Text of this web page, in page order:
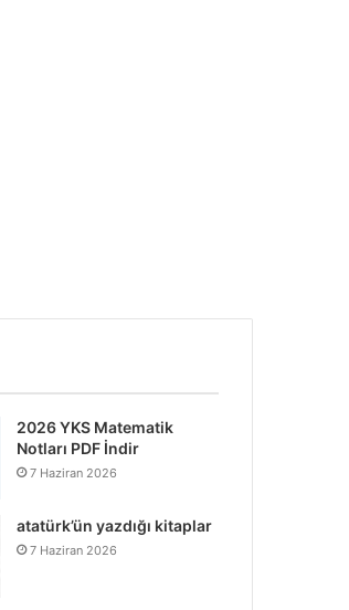
2026 YKS Matematik
Notları PDF İndir
7 Haziran 2026
atatürk’ün yazdığı kitaplar
7 Haziran 2026